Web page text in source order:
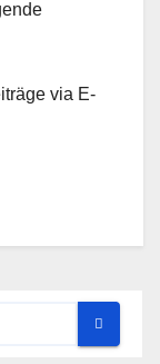
via E-